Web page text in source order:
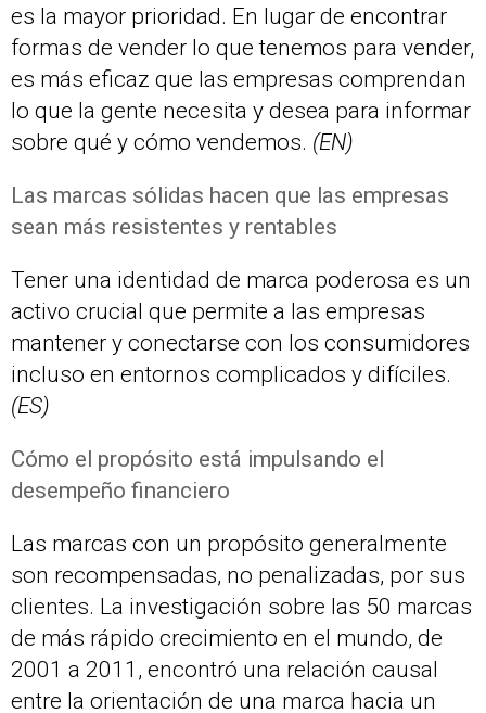
es la mayor prioridad. En lugar de encontrar
formas de vender lo que tenemos para vender,
es más eficaz que las empresas comprendan
lo que la gente necesita y desea para informar
sobre qué y cómo vendemos. (EN)
Las marcas sólidas hacen que las empresas
sean más resistentes y rentables
Tener una identidad de marca poderosa es un
activo crucial que permite a las empresas
mantener y conectarse con los consumidores
incluso en entornos complicados y difíciles.
(ES)
Cómo el propósito está impulsando el
desempeño financiero
Las marcas con un propósito generalmente
son recompensadas, no penalizadas, por sus
clientes. La investigación sobre las 50 marcas
de más rápido crecimiento en el mundo, de
2001 a 2011, encontró una relación causal
entre la orientación de una marca hacia un